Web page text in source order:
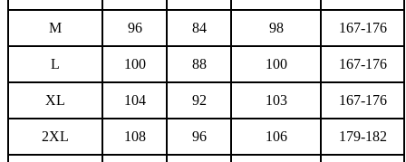
M 96 84 98 167-176
L 100 88 100 167-176
XL 104 92 103 167-176
2XL 108 96 106 179-182